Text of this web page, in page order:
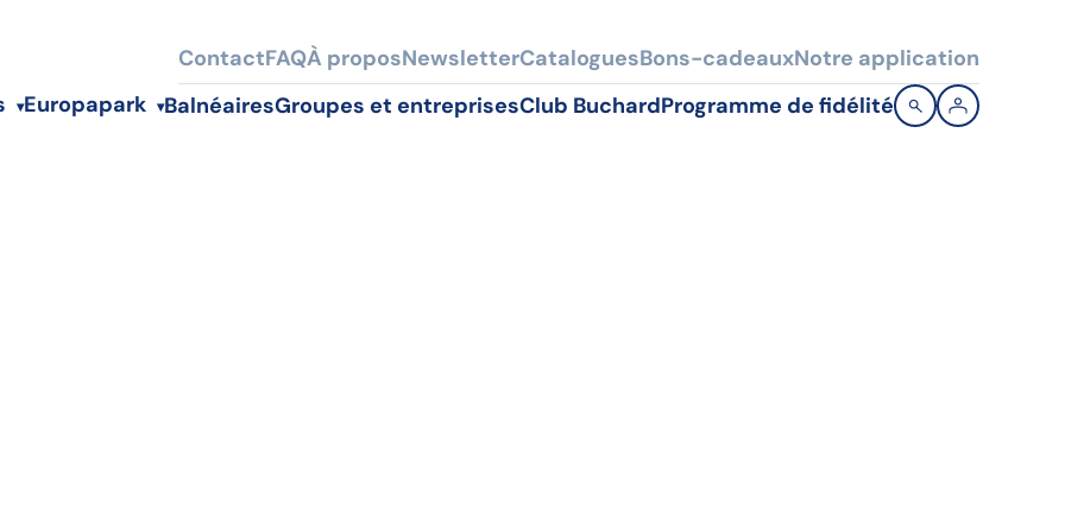
Europapark BalnéairesGroupes et entreprisesClub BuchardProgramme de fidélité
ContactFAQÀ proposNewsletterCataloguesBons-cadeauxNotre application